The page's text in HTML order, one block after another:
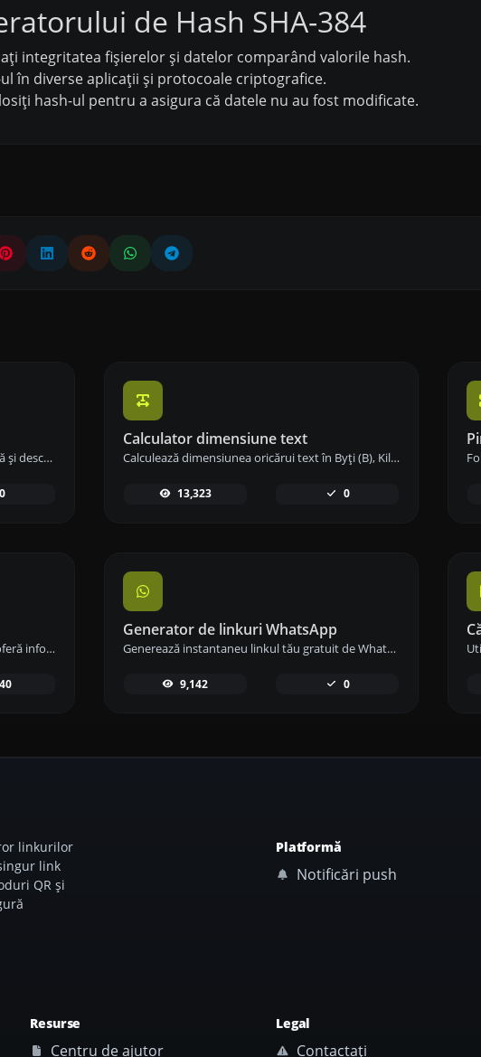
de Hash SHA-384
integritatea fișierelor și datelor comparând valorile hash.
în diverse aplicații și protocoale criptografice.
hash-ul pentru a asigura că datele nu au fost modificate.
Creați-vă propria semnătură personalizată și descărcați-o ușor cu instrumentul nostru de generare a semnăturilor pentru semnături electronice personalizate.
0
Calculator dimensiune text
Calculează dimensiunea oricărui text în Byți (B), Kilobyți (KB) sau Megabyți (MB) folosind instrumentul nostru de calcul al dimensiunii textului.
13,323 0
Instrumentul de căutare IP al Digily Link oferă informații detaliate despre orice adresă IP. Folosește acest serviciu online gratuit pentru a obține date IP cuprinzătoare.
Generator de linkuri WhatsApp
Generează instantaneu linkul tău gratuit de WhatsApp cu Generatorul nostru de Linkuri WhatsApp. Adaugă un mesaj personalizat și începe conversațiile cu un singur clic – fără autentificare sau codare necesară.
9,142 0
linkurilor
link
QR și
Platformă
Notificări push
Resurse
Centru de ajutor
Legal
Contactați